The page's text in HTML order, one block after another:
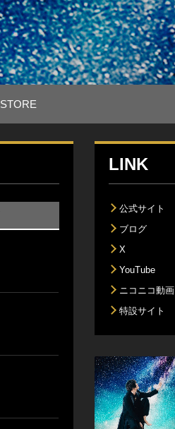
STORE
LINK
公式サイト
ブログ
X
YouTube
ニコニコ動画
特設サイト